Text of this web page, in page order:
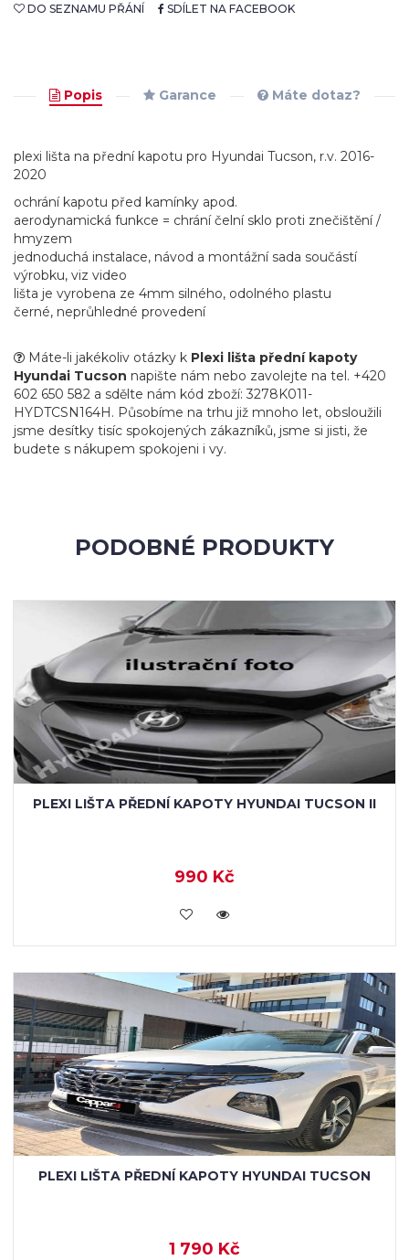
DO SEZNAMU PŘÁNÍ SDÍLET NA FACEBOOK
Popis Garance Máte dotaz?
plexi lišta na přední kapotu pro Hyundai Tucson, r.v. 2016-
2020
ochrání kapotu před kamínky apod.
aerodynamická funkce = chrání čelní sklo proti znečištění /
hmyzem
jednoduchá instalace, návod a montážní sada součástí
výrobku, viz video
lišta je vyrobena ze 4mm silného, odolného plastu
černé, neprůhledné provedení
Máte-li jakékoliv otázky k Plexi lišta přední kapoty
Hyundai Tucson napište nám nebo zavolejte na tel. +420
602 650 582 a sdělte nám kód zboží: 3278K011-
HYDTCSN164H. Působíme na trhu již mnoho let, obsloužili
jsme desítky tisíc spokojených zákazníků, jsme si jisti, že
budete s nákupem spokojeni i vy.
PODOBNÉ PRODUKTY
PLEXI LIŠTA PŘEDNÍ KAPOTY HYUNDAI TUCSON II
990 Kč
KOUPIT
PLEXI LIŠTA PŘEDNÍ KAPOTY HYUNDAI TUCSON
1 790 Kč